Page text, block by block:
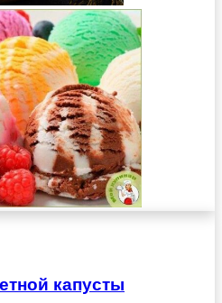
капусты